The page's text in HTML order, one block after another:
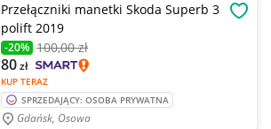
Przełączniki manetki Skoda Superb 3
polift 2019
-20% 100,00 zł
KUP TERAZ
80zł
SPRZEDAJĄCY: OSOBA PRYWATNA
Gdańsk, Osowa